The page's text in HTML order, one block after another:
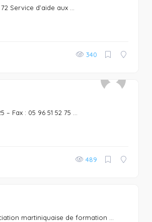
Service d’aide aux ...
340
– Fax : 05 96 51 52 75 ...
489
martiniquaise de formation ...